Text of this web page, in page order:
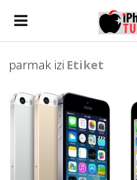
parmak izi Etiket